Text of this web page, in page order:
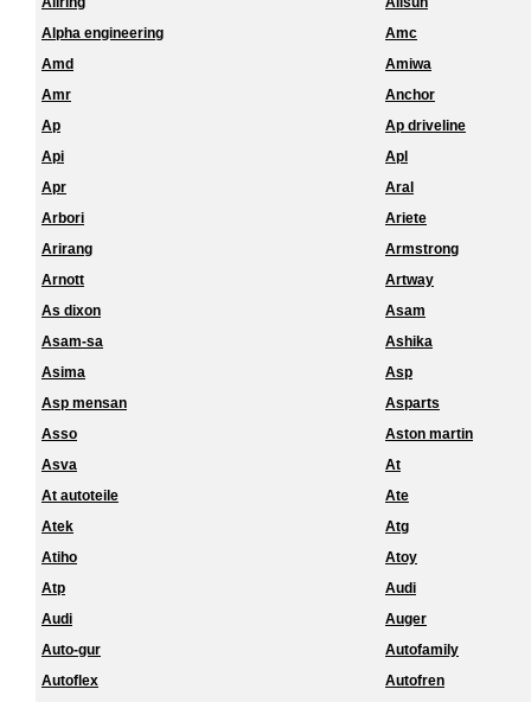
Alpha engineering
Amc
Amd
Amiwa
Amr
Anchor
Ap
Ap driveline
Api
Apl
Apr
Aral
Arbori
Ariete
Arirang
Armstrong
Arnott
Artway
As dixon
Asam
Asam-sa
Ashika
Asima
Asp
Asp mensan
Asparts
Asso
Aston martin
Asva
At
At autoteile
Ate
Atek
Atg
Atiho
Atoy
Atp
Audi
Audi
Auger
Auto-gur
Autofamily
Autoflex
Autofren